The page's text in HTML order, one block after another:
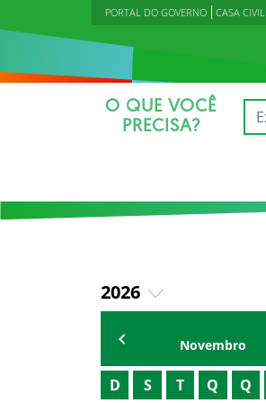
PORTAL DO GOVERNO CASA CIVIL
O QUE VOCÊ
PRECISA?
2026
2023
2024
2025
Novembro
D S T Q Q